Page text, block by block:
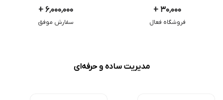
۳۰٬۰۰۰ +
فروشگاه فعال
۶٬۰۰۰٬۰۰۰ +
سفارش موفق
مدیریت ساده و حرفه‌ای